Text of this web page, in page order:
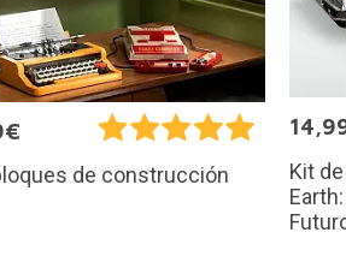
de construcción
Kit